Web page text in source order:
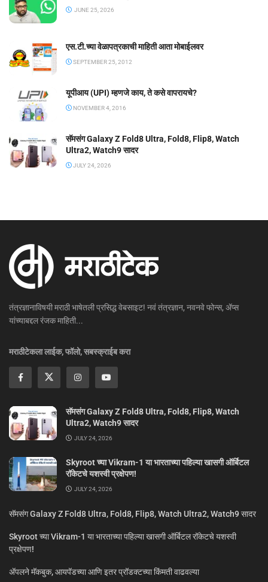
JUNE 25, 2026
एस.टी.च्या वेळापत्रकाची माहिती आता मोबाईलवर
SEPTEMBER 25, 2012
यूपीआय (UPI) म्हणजे काय, ते कसे वापरायचे?
NOVEMBER 4, 2016
सॅमसंग Galaxy Z Fold8 Ultra, Fold8, Flip8, Watch
Ultra2, Watch9 सादर
JULY 24, 2026
तंत्रज्ञानाविषयी मराठी भाषेतली प्रसिद्ध वेबसाइट! नवं तंत्रज्ञान, नवनवे फोन्स, ॲप्स
यांच्याबद्दल रंजक माहिती...
मराठीटेकला लाईक, फॉलो, सबस्क्राईब करा
सॅमसंग Galaxy Z Fold8 Ultra, Fold8, Flip8, Watch
Ultra2, Watch9 सादर
JULY 24, 2026
Skyroot च्या Vikram-1 या भारताच्या पहिल्या खासगी ऑर्बिटल
रॉकेटचे यशस्वी प्रक्षेपण!
JULY 24, 2026
सॅमसंग Galaxy Z Fold8 Ultra, Fold8, Flip8, Watch Ultra2, Watch9 सादर
Skyroot च्या Vikram-1 या भारताच्या पहिल्या खासगी ऑर्बिटल रॉकेटचे यशस्वी
प्रक्षेपण!
ॲपलने मॅकबुक, आयपॅडच्या आणि इतर प्रॉडक्टच्या किंमती वाढवल्या